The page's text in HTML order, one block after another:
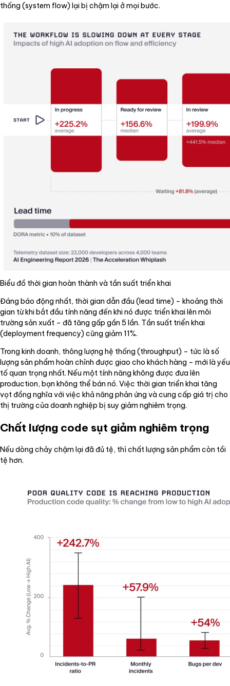
thống (system flow) lại bị chậm lại ở mọi bước.
Biểu đồ thời gian hoàn thành và tần suất triển khai
Đáng báo động nhất, thời gian dẫn đầu (lead time) – khoảng thời
gian từ khi bắt đầu tính năng đến khi nó được triển khai lên môi
trường sản xuất – đã tăng gấp gần 5 lần. Tần suất triển khai
(deployment frequency) cũng giảm 11%.
Trong kinh doanh, thông lượng hệ thống (throughput) – tức là số
lượng sản phẩm hoàn chỉnh được giao cho khách hàng – mới là yếu
tố quan trọng nhất. Nếu một tính năng không được đưa lên
production, bạn không thể bán nó. Việc thời gian triển khai tăng
vọt đồng nghĩa với việc khả năng phản ứng và cung cấp giá trị cho
thị trường của doanh nghiệp bị suy giảm nghiêm trọng.
Chất lượng code sụt giảm nghiêm trọng
Nếu dòng chảy chậm lại đã đủ tệ, thì chất lượng sản phẩm còn tồi
tệ hơn.